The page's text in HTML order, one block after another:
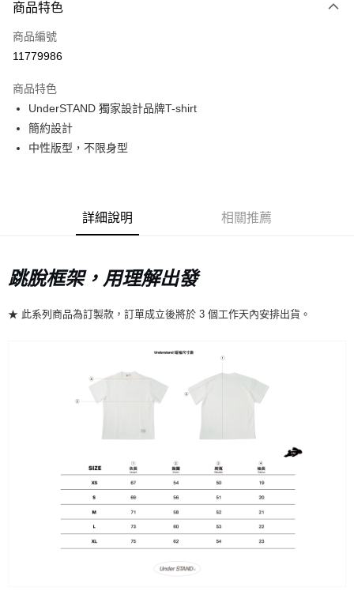
信用卡一次付款
超商取貨付款
Apple Pay
Google Pay
每筆NT$80，滿NT$10,000(含以上)免運費
每筆NT$80，滿NT$10,000(含以上)免運費
每筆NT$80，滿NT$10,000(含以上)免運費
每筆NT$80，滿NT$10,000(含以上)免運費
商品特色
商品編號
11779986
商品特色
UnderSTAND 獨家設計品牌T-shirt
簡約設計
中性版型，不限身型
詳細說明 相關推薦
跳脫框架，用理解出發
★ 此系列商品為訂製款，訂單成立後將於 3 個工作天內安排出貨。